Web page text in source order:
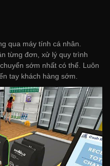
qua máy tính cá nhân.
từng đơn, xử lý quy trình
sớm nhất có thể. Luôn
tay khách hàng sớm.